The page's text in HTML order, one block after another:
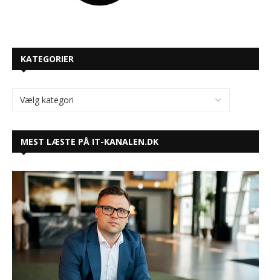
KATEGORIER
MEST LÆSTE PÅ IT-KANALEN.DK